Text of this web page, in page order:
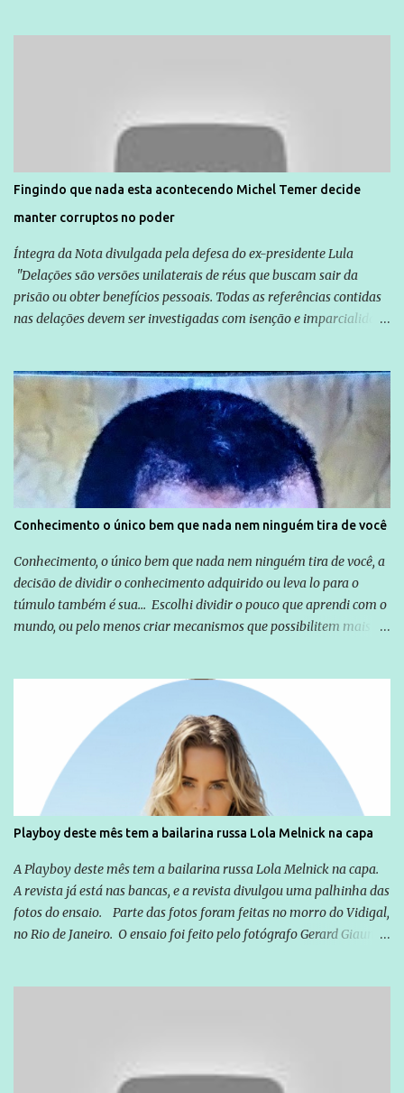
são vítimas de violência, estão em situação de risco ou têm seus
direitos violados. Leia mais: Anistia Internacional cobra do Brasil
solução do caso Amarildo - Terra Brasil
Fingindo que nada esta acontecendo Michel Temer decide
manter corruptos no poder
Íntegra da Nota divulgada pela defesa do ex-presidente Lula
"Delações são versões unilaterais de réus que buscam sair da
prisão ou obter benefícios pessoais. Todas as referências contidas
nas delações devem ser investigadas com isenção e imparcialidade
Globo manteve com o Grupo Odebrecht, citada na delação de
Emílio Odebrecht. Lula sempre atuou para promover o Brasil no
exterior, e não para promover determinadas empresas ou
empresários" Assina a nota o advogado Cristiano Zanin Martins
Conhecimento o único bem que nada nem ninguém tira de você
Conhecimento, o único bem que nada nem ninguém tira de você, a
decisão de dividir o conhecimento adquirido ou leva lo para o
túmulo também é sua... Escolhi dividir o pouco que aprendi com o
mundo, ou pelo menos criar mecanismos que possibilitem mais e
empreendedor da comunicação, que além de informação
cotidiana, corriqueira e cada vez mais preocupantes, do tipo que
você já esta acostumado a ver neste espaço, vou trabalhar a ideia
que possibilite distribuir não só informações, mas que gere de
forma consistente a riqueza do conhecimento... Exemplo: o
cidadão brasileiro não precisa só ser informado sobre operações
da Lava Jato, Reformas que podem retirar ou não direitos, ou
quem vai ser preso ou não; é preciso levar até as pessoas, do mais
simples ao mais burguês, o que diz a nossa Constituição, quais são
seus direitos e deveres em ...
Playboy deste mês tem a bailarina russa Lola Melnick na capa
A Playboy deste mês tem a bailarina russa Lola Melnick na capa.
A revista já está nas bancas, e a revista divulgou uma palhinha das
fotos do ensaio. Parte das fotos foram feitas no morro do Vidigal,
no Rio de Janeiro. O ensaio foi feito pelo fotógrafo Gerard Giaume